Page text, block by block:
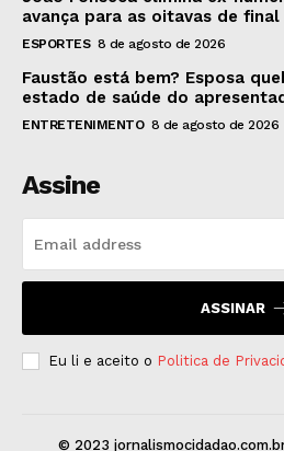
avança para as oitavas de
ESPORTES 8 de agosto de 2026
Faustão está bem? Esposa
estado de saúde do
ENTRETENIMENTO 8 de agosto de 2026
Assine
ASSINAR
Eu li e aceito o Politica de
© 2023